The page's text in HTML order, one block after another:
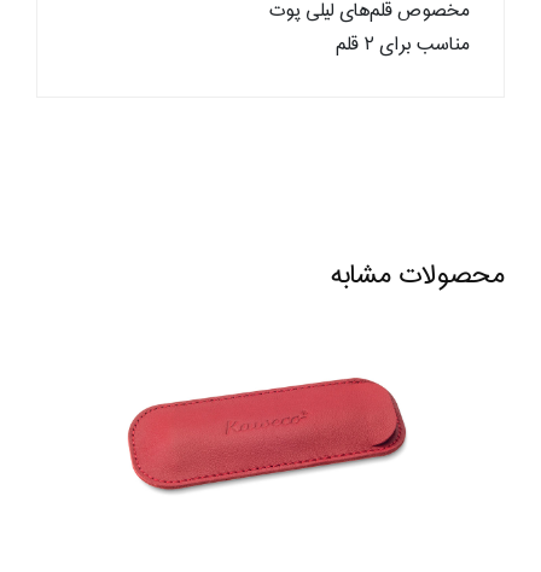
مخصوص قلم‌های لیلی پوت
مناسب برای ۲ قلم
محصولات مشابه